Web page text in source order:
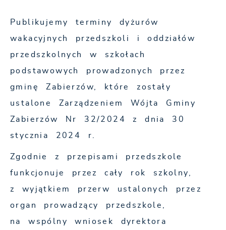
Publikujemy terminy dyżurów
wakacyjnych przedszkoli i oddziałów
przedszkolnych w szkołach
podstawowych prowadzonych przez
gminę Zabierzów, które zostały
ustalone Zarządzeniem Wójta Gminy
Zabierzów Nr 32/2024 z dnia 30
stycznia 2024 r.
Zgodnie z przepisami przedszkole
funkcjonuje przez cały rok szkolny,
z wyjątkiem przerw ustalonych przez
organ prowadzący przedszkole,
na wspólny wniosek dyrektora